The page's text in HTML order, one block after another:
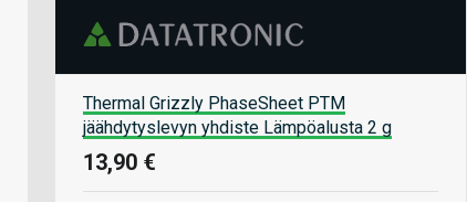
Thermal Grizzly PhaseSheet PTM
jäähdytyslevyn yhdiste Lämpöalusta 2 g
13,90 €